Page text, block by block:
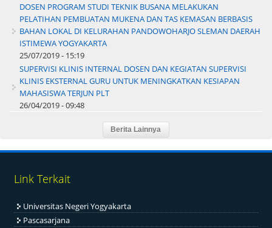
DOSEN PROGRAM STUDI TEKNIK BUSANA MELAKUKAN
PELATIHAN PEMBUATAN MUKENA DAN TAS KEMASAN BERBASIS
BAHAN LOKAL DI KELURAHAN PANDOWOHARJO SLEMAN DAERAH
ISTIMEWA YOGYAKARTA
25/07/2019 - 15:19
SUPERVISI KLINIS INTERNAL DOSEN DAN KEGIATAN SUPERVISI
KLINIS EKSTERNAL GURU UNTUK MENINGKATKAN KESIAPAN
MAHASISWA TERJUN PLT
26/04/2019 - 09:48
Link Terkait
Universitas Negeri Yogyakarta
Pascasarjana